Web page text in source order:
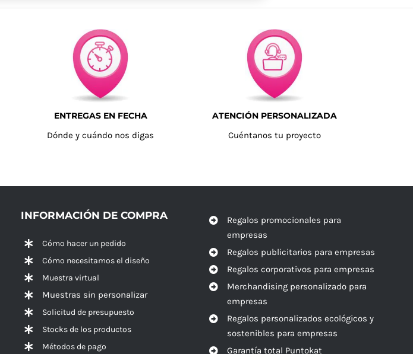
ENTREGAS EN FECHA
Dónde y cuándo nos digas
ATENCIÓN PERSONALIZADA
Cuéntanos tu proyecto
INFORMACIÓN DE COMPRA
Cómo hacer un pedido
Cómo necesitamos el diseño
Muestra virtual
Muestras sin personalizar
Solicitud de presupuesto
Stocks de los productos
Métodos de pago
Regalos promocionales para
empresas
Regalos publicitarios para empresas
Regalos corporativos para empresas
Merchandising personalizado para
empresas
Regalos personalizados ecológicos y
sostenibles para empresas
Garantía total Puntokat